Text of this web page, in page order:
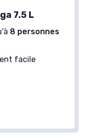
7.5 L
8 personnes
facile